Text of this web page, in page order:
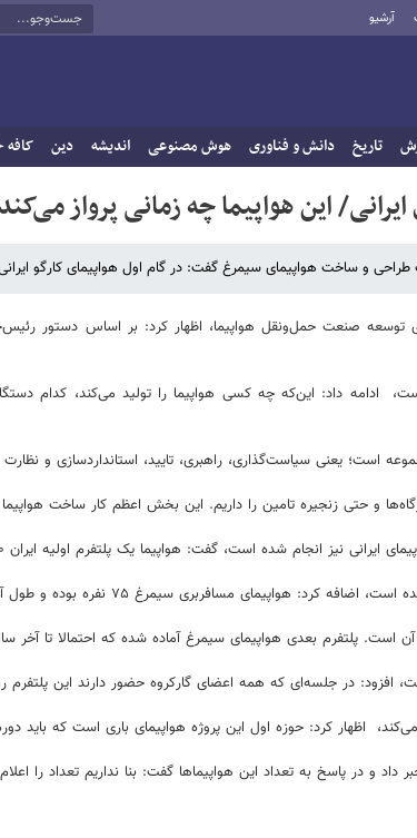
آرشیو
تاریخ دانش و فناوری هوش مصنوعی اندیشه دین کافه
این هواپیما چه زمانی پرواز
و ساخت هواپیمای سیمرغ گفت: در گام اول هواپیمای کارگو
توسعه صنعت حمل‌ونقل هواپیما، اظهار کرد: بر اساس دستور
ادامه داد: این‌که چه کسی هواپیما را تولید می‌کند، کدام
است؛ یعنی سیاست‌گذاری، راهبری، تایید، استانداردسازی و
و حتی زنجیره تامین را داریم. این بخش اعظم کار ساخت
است، ‌گفت: هواپیما یک پلتفرم اولیه ایران ۱۴۰ داشته که به "سیمرغ" تبدیل شده است.
سیمرغ ۷۵ نفره بوده و طول آن از هواپیمای ایران ۱۴۰ بلندتر است.
است. پلتفرم بعدی هواپیمای سیمرغ آماده شده که احتمالا تا آخر
در جلسه‌ای که همه اعضای گارکروه حضور دارند این پلتفرم
اظهار کرد: حوزه اول این پروژه هواپیمای باری است که باید